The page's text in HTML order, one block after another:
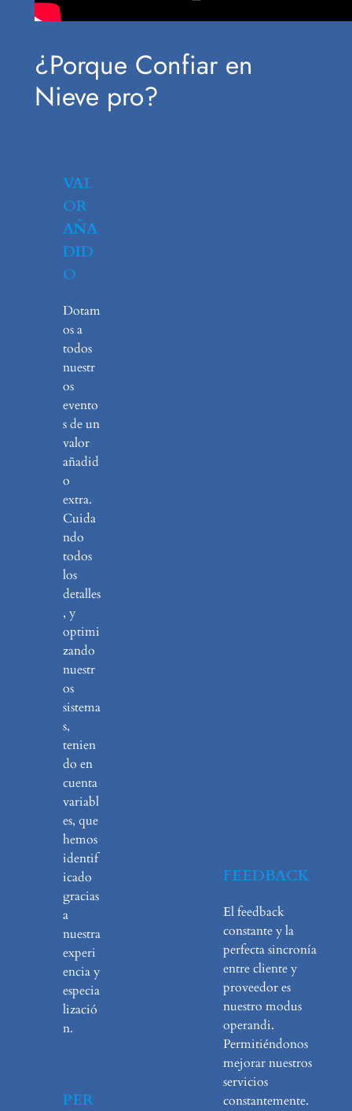
¿Porque Confiar en
Nieve pro?
VAL
OR
AÑA
DID
O
Dotam
os a
todos
nuestr
os
evento
s de un
valor
añadid
o
extra.
Cuida
ndo
todos
los
detalles
, y
optimi
zando
nuestr
os
sistema
s,
tenien
do en
cuenta
variabl
es, que
hemos
identif
icado
gracias
a
nuestra
experi
encia y
especia
lizació
n.
PER
FEEDBACK
El feedback
constante y la
perfecta sincronía
entre cliente y
proveedor es
nuestro modus
operandi.
Permitiéndonos
mejorar nuestros
servicios
constantemente.